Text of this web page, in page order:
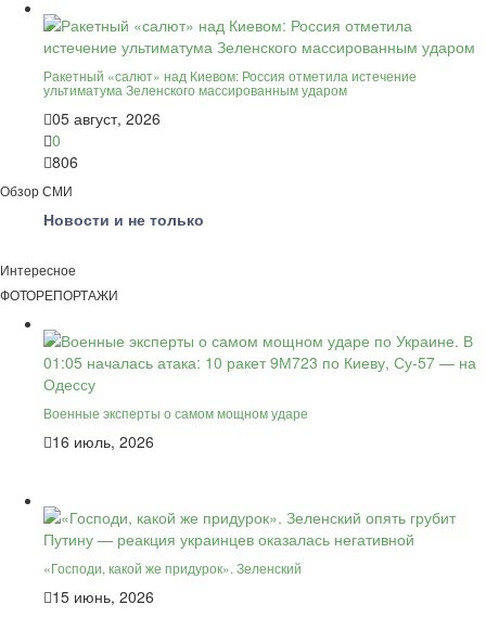
Ракетный «салют» над Киевом: Россия отметила истечение
ультиматума Зеленского массированным ударом
05 август, 2026
0
806
Обзор СМИ
Новости и не только
Интересное
ФОТОРЕПОРТАЖИ
Военные эксперты о самом мощном ударе
16 июль, 2026
«Господи, какой же придурок». Зеленский
15 июнь, 2026